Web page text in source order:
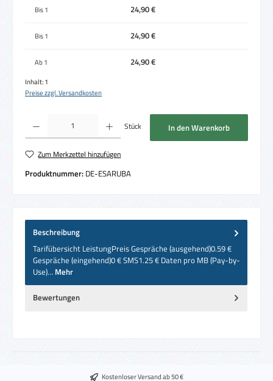
Bis1 24,90 €
Bis1 24,90 €
Ab1 24,90 €
Inhalt:1
Preise zzgl. Versandkosten
Produkt Anzahl: Gib den gewünschten Wert ein oder benutze die Schaltflächen um
Stück In den Warenkorb
Zum Merkzettel hinzufügen
Produktnummer: DE-ESARUBA
Beschreibung
Tarifübersicht LeistungPreis Gespräche (ausgehend)0.59 €
Gespräche (eingehend)0 € SMS1.25 € Daten pro MB (Pay-by-
Use)… Mehr
Bewertungen
Kostenloser Versand ab 50 €